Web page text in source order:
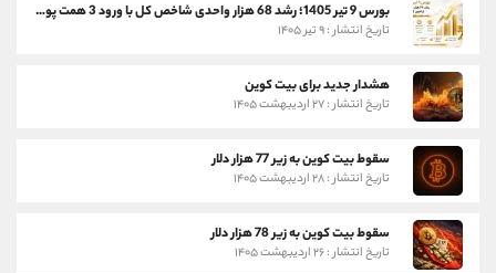
بورس 9 تیر 1405؛ رشد 68 هزار واحدی شاخص کل با ورود 3 همت پول حقیقی
تاریخ انتشار : ۹ تیر ۱۴۰۵
هشدار جدید برای بیت کوین
تاریخ انتشار : ۲۷ اردیبهشت ۱۴۰۵
سقوط بیت کوین به زیر 77 هزار دلار
تاریخ انتشار : ۲۸ اردیبهشت ۱۴۰۵
سقوط بیت کوین به زیر 78 هزار دلار
تاریخ انتشار : ۲۶ اردیبهشت ۱۴۰۵